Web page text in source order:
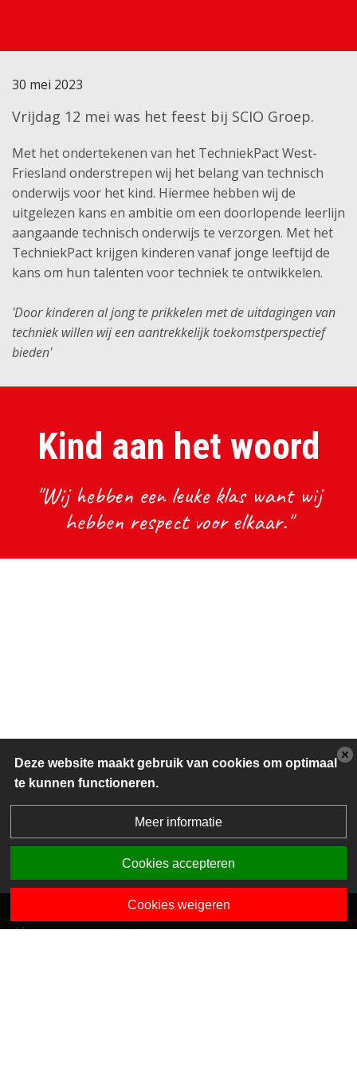
30 mei 2023
Vrijdag 12 mei was het feest bij SCIO Groep.
Met het ondertekenen van het TechniekPact West-
Friesland onderstrepen wij het belang van technisch
onderwijs voor het kind. Hiermee hebben wij de
uitgelezen kans en ambitie om een doorlopende leerlijn
aangaande technisch onderwijs te verzorgen. Met het
TechniekPact krijgen kinderen vanaf jonge leeftijd de
kans om hun talenten voor techniek te ontwikkelen.
'Door kinderen al jong te prikkelen met de uitdagingen van
techniek willen wij een aantrekkelijk toekomstperspectief
bieden'
Kind aan het woord
"Wij hebben een leuke klas want wij
hebben respect voor elkaar."
Algemene contactgegevens
Deze website maakt gebruik van cookies om optimaal
te kunnen functioneren.
Meer informatie
Cookies accepteren
Cookies weigeren